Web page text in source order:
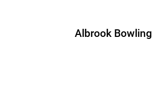
Albrook Bowling